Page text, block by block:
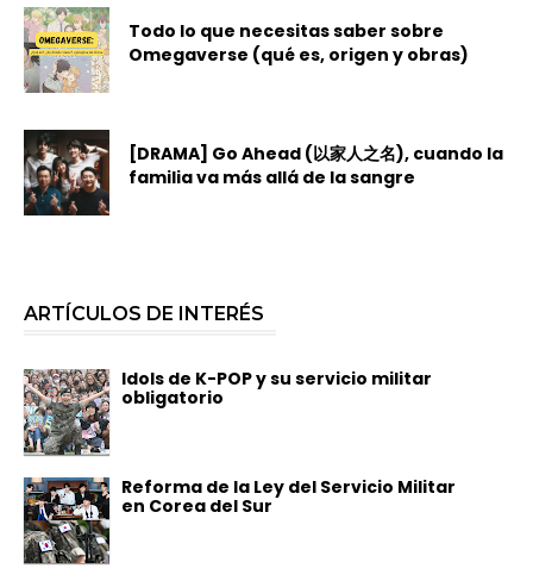
Todo lo que necesitas saber sobre
Omegaverse (qué es, origen y obras)
[DRAMA] Go Ahead (以家人之名), cuando la
familia va más allá de la sangre
ARTÍCULOS DE INTERÉS
Idols de K-POP y su servicio militar
obligatorio
Reforma de la Ley del Servicio Militar
en Corea del Sur